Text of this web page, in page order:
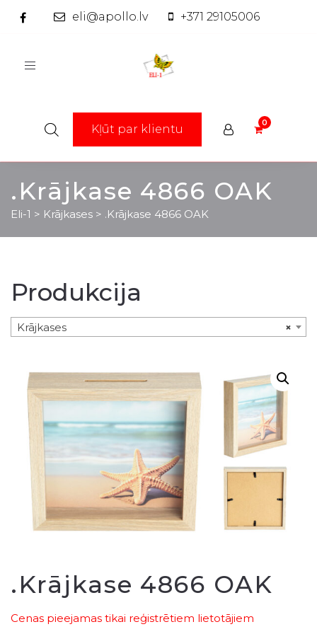
eli@apollo.lv +371 29105006
Toggle
Kļūt par klientu
.Krājkase 4866 OAK
Eli-1 > Krājkases > .Krājkase 4866 OAK
Produkcija
×
Krājkases
.Krājkase 4866 OAK
Cenas pieejamas tikai reģistrētiem lietotājiem